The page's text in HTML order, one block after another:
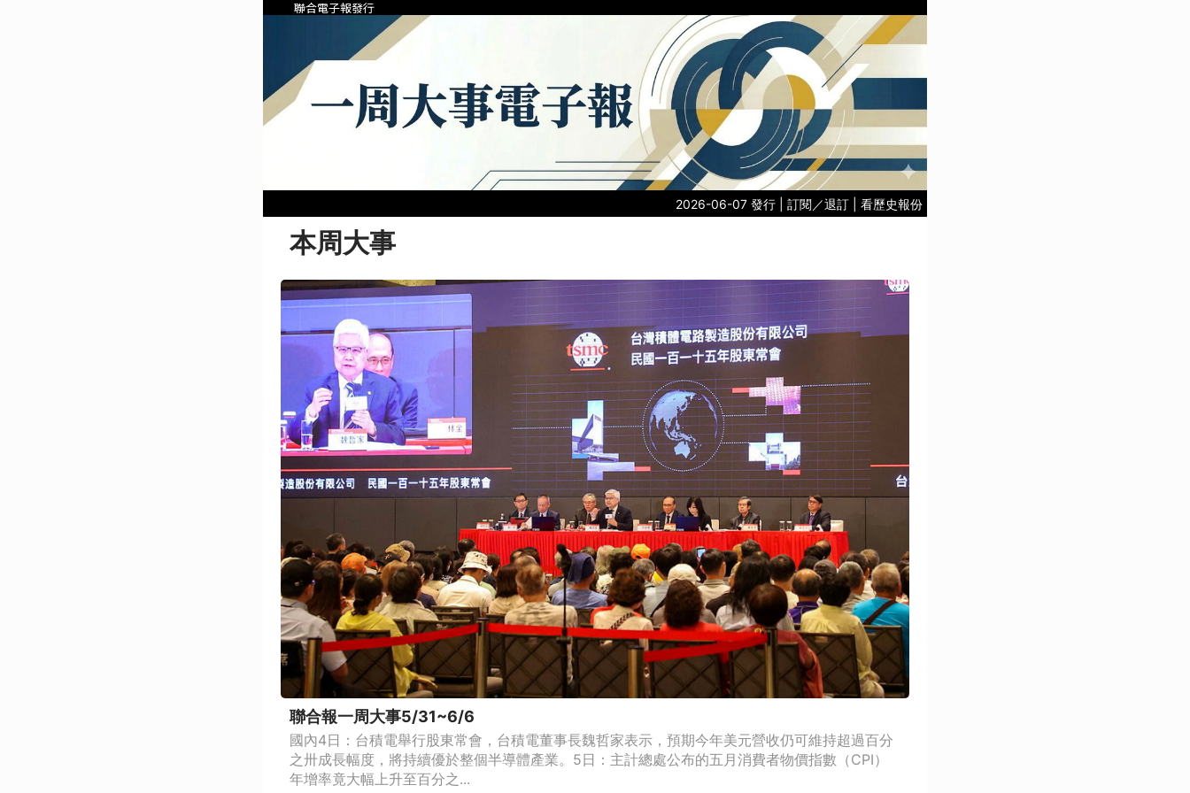
聯合電子報發行
2026-06-07 發行 | 訂閱／退訂 看歷史報份
本周大事
聯合報一周大事5/31~6/6
國內4日：台積電舉行股東常會，台積電董事長魏哲家表示，預期今年美元營收仍可維持超過百分
之卅成長幅度，將持續優於整個半導體產業。5日：主計總處公布的五月消費者物價指數（CPI）
年增率竟大幅上升至百分之...